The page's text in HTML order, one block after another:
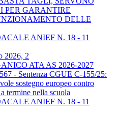
PER GARANTIRE
DELLE
ANIEF N. 18 - 11
2026, 2
ATA AS 2026-2027
- Sentenza CGUE C‑155/25:
sostegno europeo contro
termine nella scuola
ANIEF N. 18 - 11